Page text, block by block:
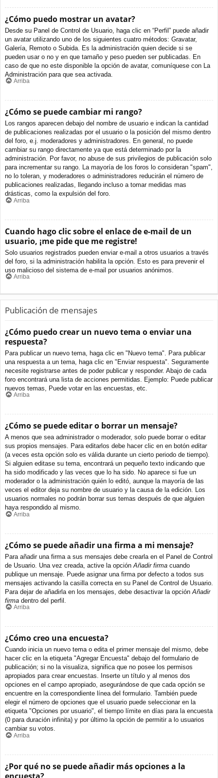
¿Cómo puedo mostrar un avatar?
Desde su Panel de Control de Usuario, haga clic en “Perfil” puede añadir
un avatar utilizando uno de los siguientes cuatro métodos: Gravatar,
Galería, Remoto o Subida. Es la administración quien decide si se
pueden usar o no y en que tamaño y peso pueden ser publicadas. En
caso de que no este disponible la opción de avatar, comuníquese con La
Administración para que sea activada.
Arriba
¿Cómo se puede cambiar mi rango?
Los rangos aparecen debajo del nombre de usuario e indican la cantidad
de publicaciones realizadas por el usuario o la posición del mismo dentro
del foro, e.j. moderadores y administradores. En general, no puede
cambiar su rango directamente ya que está determinado por la
administración. Por favor, no abuse de sus privilegios de publicación solo
para incrementar su rango. La mayoría de los foros lo consideran "spam",
no lo toleran, y moderadores o administradores reducirán el número de
publicaciones realizadas, llegando incluso a tomar medidas mas
drásticas, como la expulsión del foro.
Arriba
Cuando hago clic sobre el enlace de e-mail de un
usuario, ¡me pide que me registre!
Solo usuarios registrados pueden enviar e-mail a otros usuarios a través
del foro, si la administración habilita la opción. Esto es para prevenir el
uso malicioso del sistema de e-mail por usuarios anónimos.
Arriba
Publicación de mensajes
¿Cómo puedo crear un nuevo tema o enviar una
respuesta?
Para publicar un nuevo tema, haga clic en "Nuevo tema". Para publicar
una respuesta a un tema, haga clic en "Enviar respuesta". Seguramente
necesite registrarse antes de poder publicar y responder. Abajo de cada
foro encontrará una lista de acciones permitidas. Ejemplo: Puede publicar
nuevos temas, Puede votar en las encuestas, etc.
Arriba
¿Cómo se puede editar o borrar un mensaje?
A menos que sea administrador o moderador, solo puede borrar o editar
sus propios mensajes. Para editarlos debe hacer clic en en botón editar
(a veces esta opción solo es válida durante un cierto periodo de tiempo).
Si alguien editase su tema, encontrará un pequeño texto indicando que
ha sido modificado y las veces que lo ha sido. No aparece si fue un
moderador o la administración quién lo editó, aunque la mayoría de las
veces el editor deja su nombre de usuario y la causa de la edición. Los
usuarios normales no podrán borrar sus temas después de que alguien
haya respondido al mismo.
Arriba
¿Cómo se puede añadir una firma a mi mensaje?
Para añadir una firma a sus mensajes debe crearla en el Panel de Control
de Usuario. Una vez creada, active la opción Añadir firma cuando
publique un mensaje. Puede asignar una firma por defecto a todos sus
mensajes activando la casilla correcta en su Panel de Control de Usuario.
Para dejar de añadirla en los mensajes, debe desactivar la opción Añadir
firma dentro del perfil.
Arriba
¿Cómo creo una encuesta?
Cuando inicia un nuevo tema o edita el primer mensaje del mismo, debe
hacer clic en la etiqueta "Agregar Encuesta" debajo del formulario de
publicación; si no la visualiza, significa que no posee los permisos
apropiados para crear encuestas. Inserte un título y al menos dos
opciones en el campo apropiado, asegurándose de que cada opción se
encuentre en la correspondiente línea del formulario. También puede
elegir el número de opciones que el usuario puede seleccionar en la
etiqueta "Opciones por usuario", el tiempo límite en días para la encuesta
(0 para duración infinita) y por último la opción de permitir a lo usuarios
cambiar su votos.
Arriba
¿Por qué no se puede añadir más opciones a la